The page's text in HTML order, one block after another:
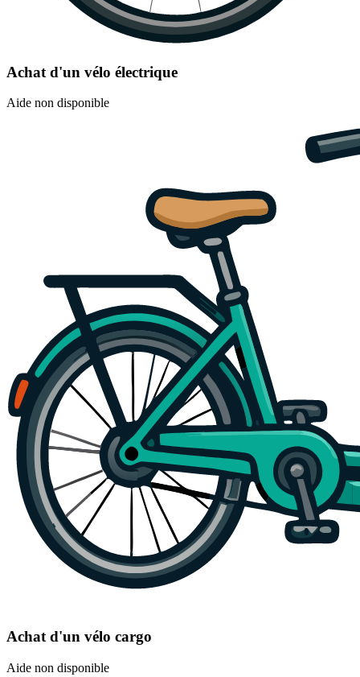
Achat d'un vélo électrique
Aide non disponible
Achat d'un vélo cargo
Aide non disponible